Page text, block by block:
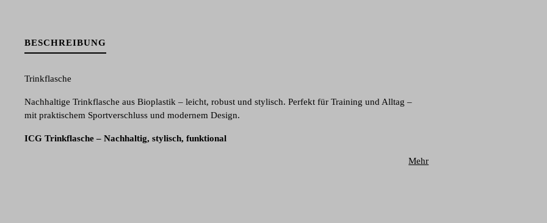
BESCHREIBUNG
Trinkflasche
Nachhaltige Trinkflasche aus Bioplastik – leicht, robust und stylisch. Perfekt für Training und Alltag –
mit praktischem Sportverschluss und modernem Design.
ICG Trinkflasche – Nachhaltig, stylisch, funktional
Mehr